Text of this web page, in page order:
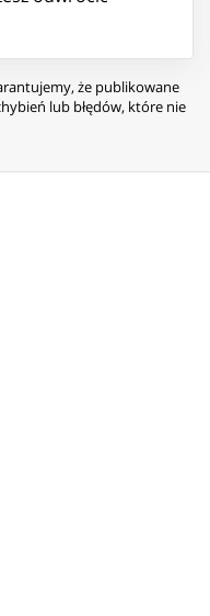
że publikowane
lub błędów, które nie